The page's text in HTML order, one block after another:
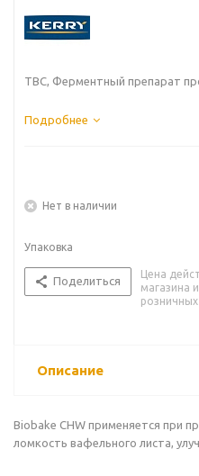
ТВС, Ферментный препарат
Подробнее
Нет в наличии
Упаковка
Поделиться
Цена
магазина
Описание
Biobake CHW применяется при
ломкость вафельного листа,